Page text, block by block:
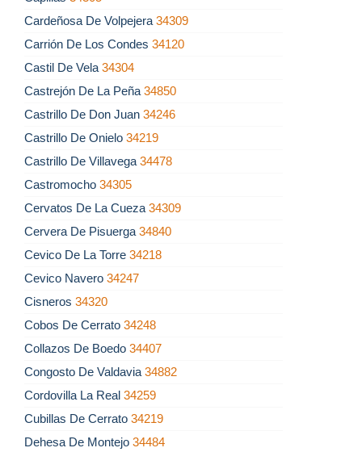
Cardeñosa De Volpejera 34309
Carrión De Los Condes 34120
Castil De Vela 34304
Castrejón De La Peña 34850
Castrillo De Don Juan 34246
Castrillo De Onielo 34219
Castrillo De Villavega 34478
Castromocho 34305
Cervatos De La Cueza 34309
Cervera De Pisuerga 34840
Cevico De La Torre 34218
Cevico Navero 34247
Cisneros 34320
Cobos De Cerrato 34248
Collazos De Boedo 34407
Congosto De Valdavia 34882
Cordovilla La Real 34259
Cubillas De Cerrato 34219
Dehesa De Montejo 34484